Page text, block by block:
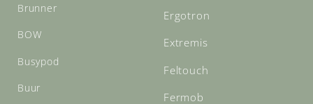
Brunner
BOW
Busypod
Buur
Ergotron
Extremis
Feltouch
Fermob